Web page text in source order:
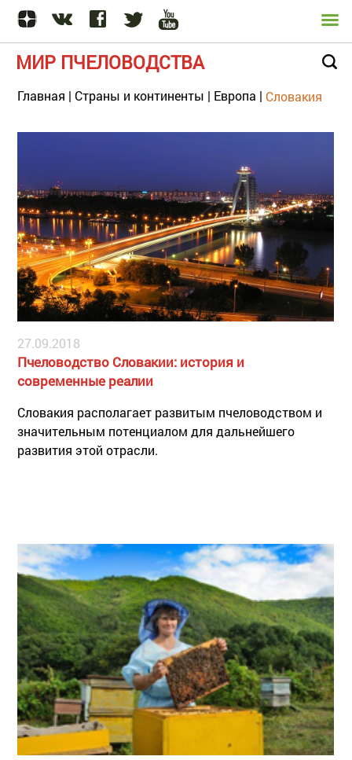
МИР ПЧЕЛОВОДСТВА
Главная | Страны и континенты | Европа | Словакия
27.09.2018
Пчеловодство Словакии: история и
современные реалии
Словакия располагает развитым пчеловодством и
значительным потенциалом для дальнейшего
развития этой отрасли.